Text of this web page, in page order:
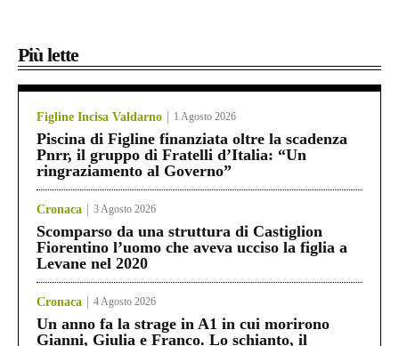
Più lette
Figline Incisa Valdarno 1 Agosto 2026
Piscina di Figline finanziata oltre la scadenza
Pnrr, il gruppo di Fratelli d’Italia: “Un
ringraziamento al Governo”
Cronaca 3 Agosto 2026
Scomparso da una struttura di Castiglion
Fiorentino l’uomo che aveva ucciso la figlia a
Levane nel 2020
Cronaca 4 Agosto 2026
Un anno fa la strage in A1 in cui morirono
Gianni, Giulia e Franco. Lo schianto, il